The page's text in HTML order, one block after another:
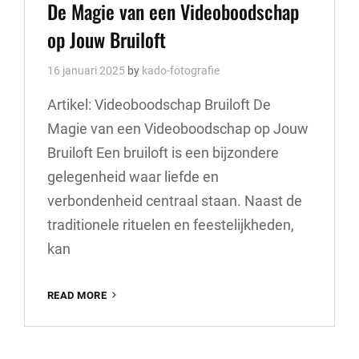
De Magie van een Videoboodschap
op Jouw Bruiloft
16 januari 2025 by kado-fotografie
Artikel: Videoboodschap Bruiloft De
Magie van een Videoboodschap op Jouw
Bruiloft Een bruiloft is een bijzondere
gelegenheid waar liefde en
verbondenheid centraal staan. Naast de
traditionele rituelen en feestelijkheden,
kan
READ MORE
VAN